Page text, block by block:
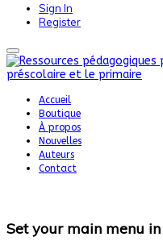
Sign In
Register
Accueil
Boutique
À propos
Nouvelles
Auteurs
Contact
Set your main menu in